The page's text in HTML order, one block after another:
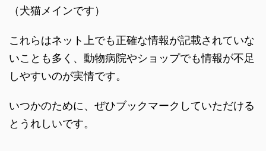
（犬猫メインです）
これらはネット上でも正確な情報が記載されていな
いことも多く、動物病院やショップでも情報が不足
しやすいのが実情です。
いつかのために、ぜひブックマークしていただける
とうれしいです。